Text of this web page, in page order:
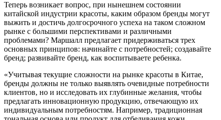
Теперь возникает вопрос, при нынешнем состоянии
китайской индустрии красоты, каким образом бренды могут
выжить и достичь долгосрочного успеха на таком сложном
рынке с большими перспективами и различными
проблемами? Маршалл предлагает придерживаться трех
основных принципов: начинайте с потребностей; создавайте
бренд; развивайте бренд, как воспитываете ребенка.
«Учитывая текущие сложности на рынке красоты в Китае,
бренды должны не только выявлять очевидные потребности
клиентов, но и исследовать их глубинные желания, чтобы
предлагать инновационную продукцию, отвечающую их
индивидуальным потребностям. Например, традиционная